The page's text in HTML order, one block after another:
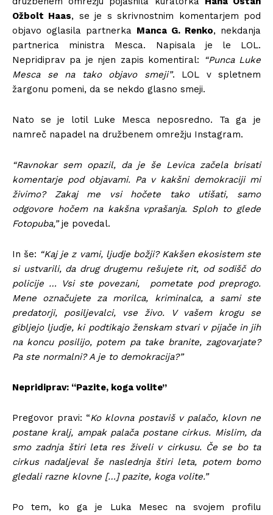
Ožbolt Haas, se je s skrivnostnim komentarjem pod
objavo oglasila partnerka Manca G. Renko, nekdanja
partnerica ministra Mesca. Napisala je le LOL.
Nepridiprav pa je njen zapis komentiral:
“Punca Luke
Mesca se na tako objavo smeji”. LOL v spletnem
žargonu pomeni, da se nekdo glasno smeji.
Nato se je lotil Luke Mesca neposredno. Ta ga je
namreč napadel na družbenem omrežju Instagram.
“Ravnokar sem opazil, da je še Levica začela brisati
komentarje pod objavami. Pa v kakšni demokraciji mi
živimo? Zakaj me vsi hočete tako utišati, samo
odgovore hočem na kakšna vprašanja. Sploh to glede
Fotopuba,”je povedal.
In še: “Kaj je z vami, ljudje božji? Kakšen ekosistem ste
si ustvarili, da drug drugemu rešujete rit, od sodišč do
policije … Vsi ste povezani, pometate pod preprogo.
Mene označujete za morilca, kriminalca, a sami ste
predatorji, posiljevalci, vse živo. V vašem krogu se
gibljejo ljudje, ki podtikajo ženskam stvari v pijače in jih
na koncu posilijo, potem pa take branite, zagovarjate?
Pa ste normalni? A je to demokracija?”
Nepridiprav: “Pazite, koga volite”
Pregovor pravi: “Ko klovna postaviš v palačo, klovn ne
postane kralj, ampak palača postane cirkus. Mislim, da
smo zadnja štiri leta res živeli v cirkusu. Če se bo ta
cirkus nadaljeval še naslednja štiri leta, potem bomo
gledali razne klovne […] pazite, koga volite.”
Po tem, ko ga je Luka Mesec na svojem profilu